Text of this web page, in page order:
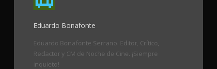
Eduardo Bonafonte
Eduardo Bonafonte Serrano. Editor, Crítico,
Redactor y CM de Noche de Cine. ¡Siempre
inquieto!